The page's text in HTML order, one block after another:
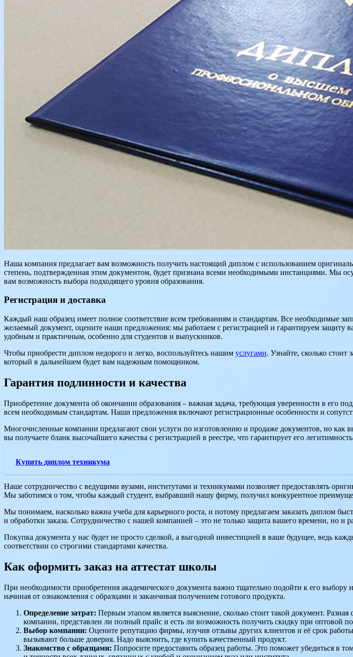
Наша компания предлагает вам возможность получить настоящий диплом с использованием
степень, подтвержденная этим документом, будет признана всеми необходимыми инстанциями. Мы
вам возможность выбора подходящего уровня образования.
Регистрация и доставка
Каждый наш образец имеет полное соответствие всем требованиям и стандартам. Все необходимые
желаемый документ, оцените наши предложения: мы работаем с регистрацией и гарантируем защиту
удобным и практичным, особенно для студентов и выпускников.
Чтобы приобрести диплом недорого и легко, воспользуйтесь нашим услугами. Узнайте, сколько
который в дальнейшем будет вам надежным помощником.
Гарантия подлинности и качества
Приобретение документа об окончании образования – важная задача, требующая уверенности в его
всем необходимым стандартам. Наши предложения включают регистрационные особенности и
Многочисленные компании предлагают свои услуги по изготовлению и продаже документов, но как
вы получаете бланк высочайшего качества с регистрацией в реестре, что гарантирует его
Купить диплом техникума
Наше сотрудничество с ведущими вузами, институтами и техникумами позволяет предоставлять
Мы заботимся о том, чтобы каждый студент, выбравший нашу фирму, получил конкурентное
Мы понимаем, насколько важна учеба для карьерного роста, и потому предлагаем заказать диплом
и обработки заказа. Сотрудничество с нашей компанией – это не только защита вашего времени, но и
Покупка документа у нас будет не просто сделкой, а выгодной инвестицией в ваше будущее, ведь
соответствии со строгими стандартами качества.
Как оформить заказ на аттестат школы
При необходимости приобретения академического документа важно тщательно подойти к его
начиная от ознакомления с образцами и заканчивая получением готового продукта.
Определение затрат: Первым этапом является выяснение, сколько стоит такой документ.
компании, представлен ли полный прайс и есть ли возможность получить скидку при оптовой
Выбор компании: Оцените репутацию фирмы, изучив отзывы других клиентов и её срок
вызывают больше доверия. Надо выяснить, где купить качественный продукт.
Знакомство с образцами: Попросите предоставить образец работы. Это поможет убедиться в